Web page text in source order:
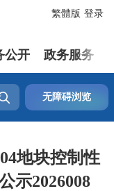
登录
繁體版
公开 政务服务
无障碍浏览
地块控制性
示2026008